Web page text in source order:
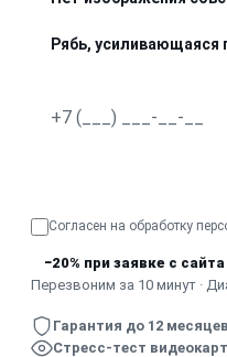
Рябь, усиливающаяся
Видеокарта не
Согласен на обработку
−20% при заявке с сайта
Перезвоним за 10 минут ·
Гарантия до 12 месяцев
Стресс-тест